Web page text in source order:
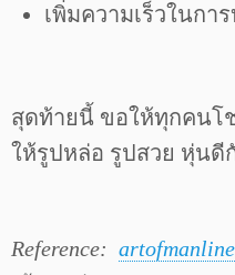
เพิ่มความเร็วในกา
สุดท้ายนี้ ขอให้ทุกคนโ
ให้รูปหล่อ รูปสวย หุ่น
Reference: